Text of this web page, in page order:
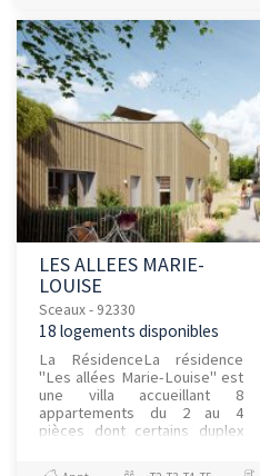
LES ALLEES MARIE-
LOUISE
Sceaux - 92330
18 logements disponibles
La RésidenceLa résidence
"Les allées Marie-Louise" est
une villa accueillant 8
appartements du 2 au 4
pièces dont certains duplex
jardins privatifs. A gauche...